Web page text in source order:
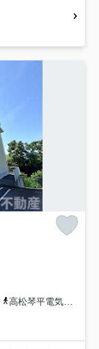
高松琴平電気鉄道琴平線「陶」駅 徒歩14分